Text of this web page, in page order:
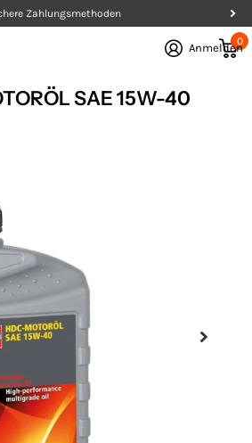
Zahlungsmethoden
Anmelden
0
SAE 15W-40